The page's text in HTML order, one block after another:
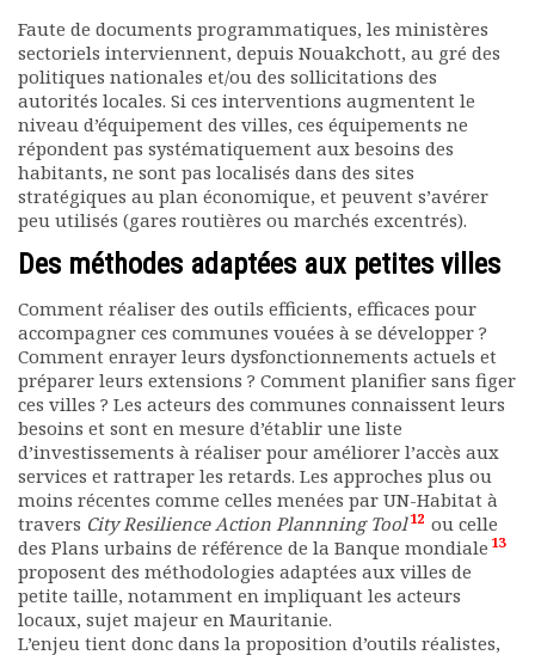
Faute de documents programmatiques, les ministères
sectoriels interviennent, depuis Nouakchott, au gré des
politiques nationales et/ou des sollicitations des
autorités locales. Si ces interventions augmentent le
niveau d’équipement des villes, ces équipements ne
répondent pas systématiquement aux besoins des
habitants, ne sont pas localisés dans des sites
stratégiques au plan économique, et peuvent s’avérer
peu utilisés (gares routières ou marchés excentrés).
Des méthodes adaptées aux petites villes
Comment réaliser des outils efficients, efficaces pour
accompagner ces communes vouées à se développer ?
Comment enrayer leurs dysfonctionnements actuels et
préparer leurs extensions ? Comment planifier sans figer
ces villes ? Les acteurs des communes connaissent leurs
besoins et sont en mesure d’établir une liste
d’investissements à réaliser pour améliorer l’accès aux
services et rattraper les retards. Les approches plus ou
moins récentes comme celles menées par UN-Habitat à
travers City Resilience Action Plannning Tool 12 ou celle
des Plans urbains de référence de la Banque mondiale 13
proposent des méthodologies adaptées aux villes de
petite taille, notamment en impliquant les acteurs
locaux, sujet majeur en Mauritanie.
L’enjeu tient donc dans la proposition d’outils réalistes,